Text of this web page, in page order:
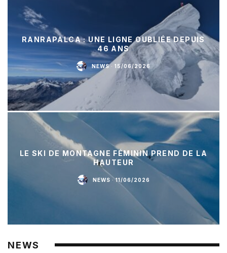
RANRAPALCA : UNE LIGNE OUBLIÉE DEPUIS
46 ANS
NEWS · 15/06/2026
LE SKI DE MONTAGNE FÉMININ PREND DE LA
HAUTEUR
NEWS · 11/06/2026
NEWS